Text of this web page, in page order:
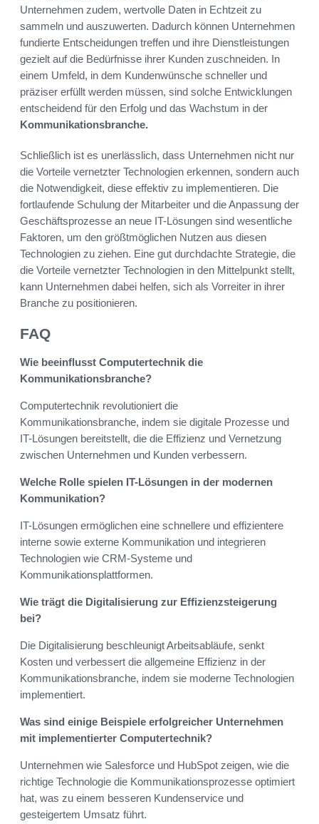
Unternehmen zudem, wertvolle Daten in Echtzeit zu
sammeln und auszuwerten. Dadurch können Unternehmen
fundierte Entscheidungen treffen und ihre Dienstleistungen
gezielt auf die Bedürfnisse ihrer Kunden zuschneiden. In
einem Umfeld, in dem Kundenwünsche schneller und
präziser erfüllt werden müssen, sind solche Entwicklungen
entscheidend für den Erfolg und das Wachstum in der
Kommunikationsbranche.
Schließlich ist es unerlässlich, dass Unternehmen nicht nur
die Vorteile vernetzter Technologien erkennen, sondern auch
die Notwendigkeit, diese effektiv zu implementieren. Die
fortlaufende Schulung der Mitarbeiter und die Anpassung der
Geschäftsprozesse an neue IT-Lösungen sind wesentliche
Faktoren, um den größtmöglichen Nutzen aus diesen
Technologien zu ziehen. Eine gut durchdachte Strategie, die
die Vorteile vernetzter Technologien in den Mittelpunkt stellt,
kann Unternehmen dabei helfen, sich als Vorreiter in ihrer
Branche zu positionieren.
FAQ
Wie beeinflusst Computertechnik die
Kommunikationsbranche?
Computertechnik revolutioniert die
Kommunikationsbranche, indem sie digitale Prozesse und
IT-Lösungen bereitstellt, die die Effizienz und Vernetzung
zwischen Unternehmen und Kunden verbessern.
Welche Rolle spielen IT-Lösungen in der modernen
Kommunikation?
IT-Lösungen ermöglichen eine schnellere und effizientere
interne sowie externe Kommunikation und integrieren
Technologien wie CRM-Systeme und
Kommunikationsplattformen.
Wie trägt die Digitalisierung zur Effizienzsteigerung
bei?
Die Digitalisierung beschleunigt Arbeitsabläufe, senkt
Kosten und verbessert die allgemeine Effizienz in der
Kommunikationsbranche, indem sie moderne Technologien
implementiert.
Was sind einige Beispiele erfolgreicher Unternehmen
mit implementierter Computertechnik?
Unternehmen wie Salesforce und HubSpot zeigen, wie die
richtige Technologie die Kommunikationsprozesse optimiert
hat, was zu einem besseren Kundenservice und
gesteigertem Umsatz führt.